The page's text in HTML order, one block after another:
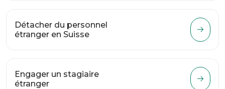
Détacher du personnel
étranger en Suisse
Engager un stagiaire
étranger